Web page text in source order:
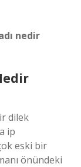
nedir
dilek
ip
eski bir
önündeki